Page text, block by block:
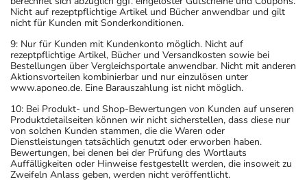
Nicht auf rezeptpflichtige Artikel und Bücher anwendbar und gilt
nicht für Kunden mit Sonderkonditionen.
9: Nur für Kunden mit Kundenkonto möglich. Nicht auf
rezeptpflichtige Artikel, Bücher und Versandkosten sowie bei
Bestellungen über Vergleichsportale anwendbar. Nicht mit anderen
Aktionsvorteilen kombinierbar und nur einzulösen unter
www.aponeo.de. Eine Barauszahlung ist nicht möglich.
10: Bei Produkt- und Shop-Bewertungen von Kunden auf unseren
Produktdetailseiten können wir nicht sicherstellen, dass diese nur
von solchen Kunden stammen, die die Waren oder
Dienstleistungen tatsächlich genutzt oder erworben haben.
Bewertungen, bei denen bei der Prüfung des Wortlauts
Auffälligkeiten oder Hinweise festgestellt werden, die insoweit zu
Zweifeln Anlass geben, werden nicht veröffentlicht.